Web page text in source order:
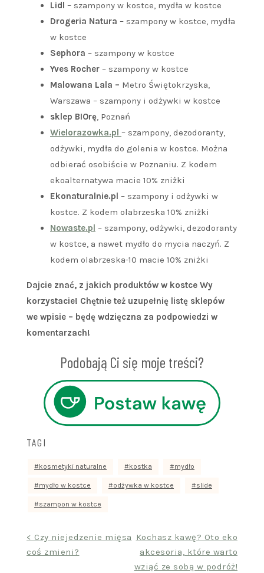
Lidl – szampony w kostce, mydła w kostce
Drogeria Natura – szampony w kostce, mydła
w kostce
Sephora – szampony w kostce
Yves Rocher – szampony w kostce
Malowana Lala – Metro Świętokrzyska,
Warszawa – szampony i odżywki w kostce
sklep BIOrę, Poznań
Wielorazowka.pl – szampony, dezodoranty,
odżywki, mydła do golenia w kostce. Można
odbierać osobiście w Poznaniu. Z kodem
ekoalternatywa macie 10% zniżki
Ekonaturalnie.pl – szampony i odżywki w
kostce. Z kodem olabrzeska 10% zniżki
Nowaste.pl – szampony, odżywki, dezodoranty
w kostce, a nawet mydło do mycia naczyń. Z
kodem olabrzeska-10 macie 10% zniżki
Dajcie znać, z jakich produktów w kostce Wy
korzystacie! Chętnie też uzupełnię listę sklepów
we wpisie – będę wdzięczna za podpowiedzi w
komentarzach!
Podobają Ci się moje treści?
TAGI
kosmetyki naturalne kostka mydło
mydło w kostce odżywka w kostce slide
szampon w kostce
Nawigacja
wpisu
< Czy niejedzenie mięsa
coś zmieni?
Kochasz kawę? Oto eko
akcesoria, które warto
wziąć ze sobą w podróż!